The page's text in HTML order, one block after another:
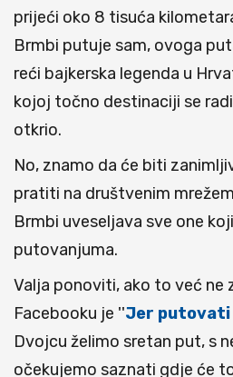
prijeći oko 8 tisuća
Brmbi putuje sam, ovoga
reći bajkerska legenda u
kojoj točno destinaciji se
otkrio.
No, znamo da će biti
pratiti na društvenim
Brmbi uveseljava sve one
putovanjuma.
Valja ponoviti, ako to već ne
Facebooku je ''Jer putovati
Dvojcu želimo sretan put, s
očekujemo saznati gdje će